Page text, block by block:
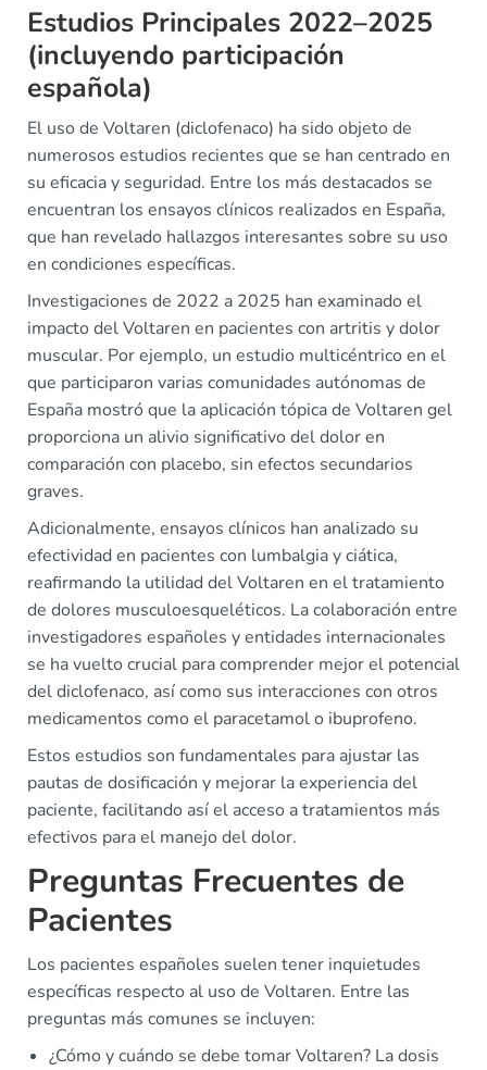
Estudios Principales 2022–2025
(incluyendo participación
española)
El uso de Voltaren (diclofenaco) ha sido objeto de
numerosos estudios recientes que se han centrado en
su eficacia y seguridad. Entre los más destacados se
encuentran los ensayos clínicos realizados en España,
que han revelado hallazgos interesantes sobre su uso
en condiciones específicas.
Investigaciones de 2022 a 2025 han examinado el
impacto del Voltaren en pacientes con artritis y dolor
muscular. Por ejemplo, un estudio multicéntrico en el
que participaron varias comunidades autónomas de
España mostró que la aplicación tópica de Voltaren gel
proporciona un alivio significativo del dolor en
comparación con placebo, sin efectos secundarios
graves.
Adicionalmente, ensayos clínicos han analizado su
efectividad en pacientes con lumbalgia y ciática,
reafirmando la utilidad del Voltaren en el tratamiento
de dolores musculoesqueléticos. La colaboración entre
investigadores españoles y entidades internacionales
se ha vuelto crucial para comprender mejor el potencial
del diclofenaco, así como sus interacciones con otros
medicamentos como el paracetamol o ibuprofeno.
Estos estudios son fundamentales para ajustar las
pautas de dosificación y mejorar la experiencia del
paciente, facilitando así el acceso a tratamientos más
efectivos para el manejo del dolor.
Preguntas Frecuentes de
Pacientes
Los pacientes españoles suelen tener inquietudes
específicas respecto al uso de Voltaren. Entre las
preguntas más comunes se incluyen:
¿Cómo y cuándo se debe tomar Voltaren? La dosis